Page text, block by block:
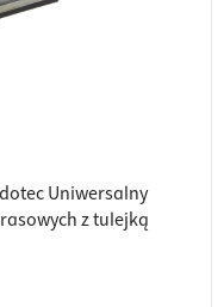
Uniwersalny
z tulejką